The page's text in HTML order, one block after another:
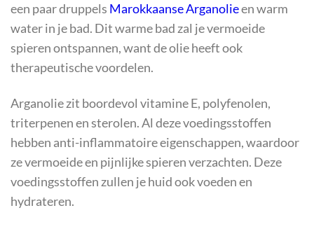
een paar druppels Marokkaanse Arganolieen warm
water in je bad. Dit warme bad zal je vermoeide
spieren ontspannen, want de olie heeft ook
therapeutische voordelen.
Arganolie zit boordevol vitamine E, polyfenolen,
triterpenen en sterolen. Al deze voedingsstoffen
hebben anti-inflammatoire eigenschappen, waardoor
ze vermoeide en pijnlijke spieren verzachten. Deze
voedingsstoffen zullen je huid ook voeden en
hydrateren.